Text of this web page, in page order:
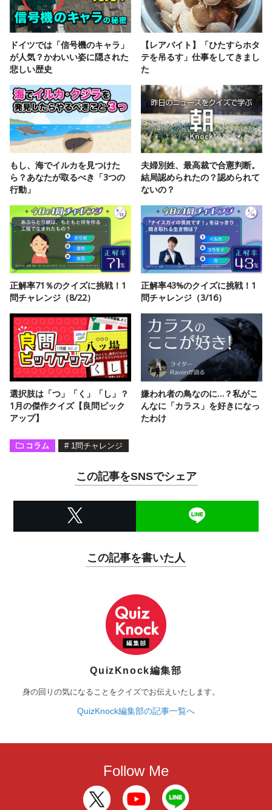
ドイツでは「信号機のキャラ」
が人気？かわいい姿に隠された
悲しい歴史
【レアバイト】「ひたすらホタ
テを吊るす」仕事をしてきまし
た
もし、海でイルカを見つけた
ら？あなたが取るべき「3つの
行動」
夫婦別姓、最高裁で合憲判断。
結局認められたの？認められて
ないの？
正解率71％のクイズに挑戦！1
問チャレンジ（8/22）
正解率43%のクイズに挑戦！1
問チャレンジ（3/16）
選択肢は「つ」「く」「し」？
1月の傑作クイズ【良問ピック
アップ】
嫌われ者の鳥なのに…？私がこ
んなに「カラス」を好きになっ
たわけ
コラム # 1問チャレンジ
この記事をSNSでシェア
この記事を書いた人
QuizKnock編集部
身の回りの気になることをクイズでお伝えいたします。
QuizKnock編集部の記事一覧へ
Follow Me